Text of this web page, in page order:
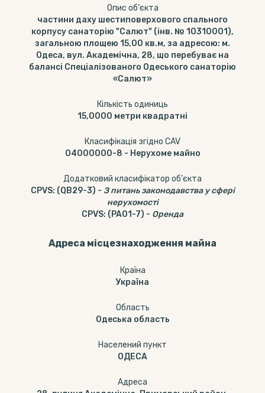
Опис об‘єкта
частини даху шестиповерхового спального
корпусу санаторію "Салют" (інв. № 10310001),
загальною площею 15,00 кв.м, за адресою: м.
Одеса, вул. Академічна, 28, що перебуває на
балансі Спеціалізованого Одеського санаторію
«Салют»
Кількість одиниць
15,0000 метри квадратні
Класифікація згідно CAV
04000000-8 - Нерухоме майно
Додатковий класифікатор об’єкта
CPVS: (QB29-3) - З питань законодавства у сфері
нерухомості
CPVS: (PA01-7) - Оренда
Адреса місцезнаходження майна
Країна
Україна
Область
Одеська область
Населений пункт
ОДЕСА
Адреса